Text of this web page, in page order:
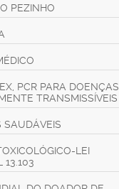
PEZINHO
PCR PARA DOENÇAS
TRANSMISSÍVEIS
SAUDÁVEIS
LEI
13.103